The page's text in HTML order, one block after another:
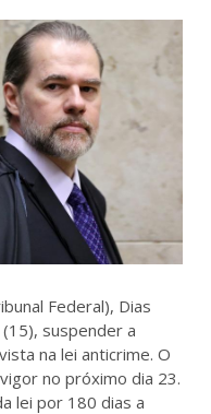
Federal), Dias
suspender a
na lei anticrime. O
no próximo dia 23.
lei por 180 dias a